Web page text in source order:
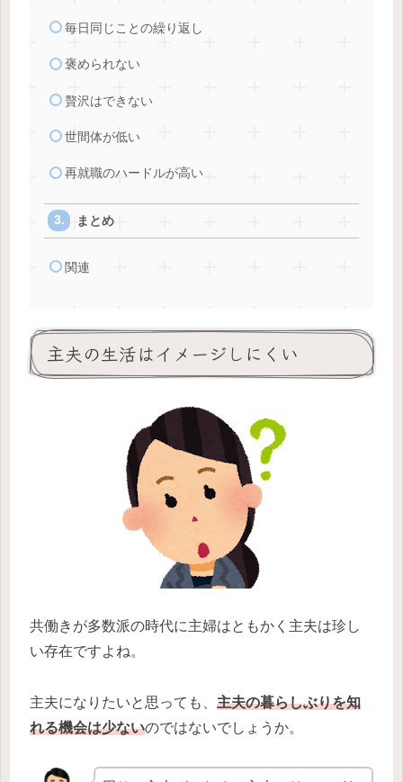
毎日同じことの繰り返し
褒められない
贅沢はできない
世間体が低い
再就職のハードルが高い
まとめ
関連
主夫の生活はイメージしにくい
共働きが多数派の時代に主婦はともかく主夫は珍し
い存在ですよね。
主夫になりたいと思っても、 主夫の暮らしぶりを知
れる機会は少ないのではないでしょうか。